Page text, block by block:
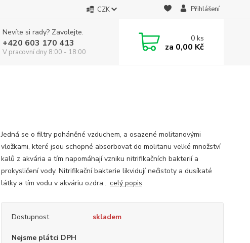
CZK Přihlášení
Nevíte si rady? Zavolejte.
+420 603 170 413
V pracovní dny 8:00 - 18:00
0ks
za 0,00 Kč
Jedná se o filtry poháněné vzduchem, a osazené molitanovými
vložkami, které jsou schopné absorbovat do molitanu velké množství
kalů z akvária a tím napomáhají vzniku nitrifikačních bakterií a
prokysličení vody. Nitrifikační bakterie likvidují nečistoty a dusíkaté
látky a tím vodu v akváriu ozdra... celý popis
Dostupnost skladem
Nejsme plátci DPH